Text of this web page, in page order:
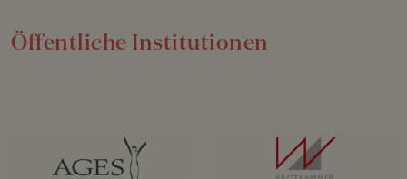
Öffentliche Institutionen